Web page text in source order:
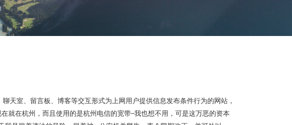
室、留言板、博客等交互形式为上网用户提供信息发布条件行为的网站，
就在杭州，而且使用的是杭州电信的宽带–我也想不用，可是这万恶的资本